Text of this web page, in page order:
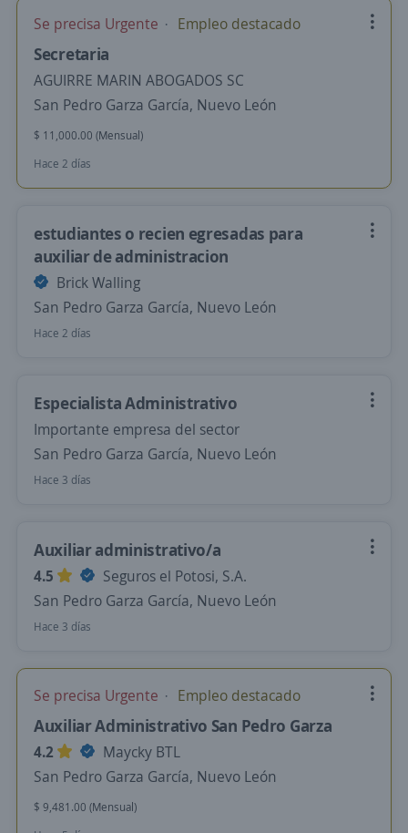
Se precisa Urgente Empleo destacado
Secretaria
AGUIRRE MARIN ABOGADOS SC
San Pedro Garza García, Nuevo León
$ 11,000.00 (Mensual)
Hace 2 días
estudiantes o recien egresadas para
auxiliar de administracion
Brick Walling
San Pedro Garza García, Nuevo León
Hace 2 días
Especialista Administrativo
Importante empresa del sector
San Pedro Garza García, Nuevo León
Hace 3 días
Auxiliar administrativo/a
4.5
Seguros el Potosi, S.A.
San Pedro Garza García, Nuevo León
Hace 3 días
Se precisa Urgente Empleo destacado
Auxiliar Administrativo San Pedro Garza
4.2
Maycky BTL
San Pedro Garza García, Nuevo León
$ 9,481.00 (Mensual)